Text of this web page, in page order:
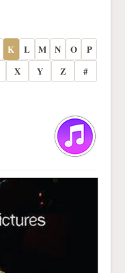
K L M N O
P
X Y Z #